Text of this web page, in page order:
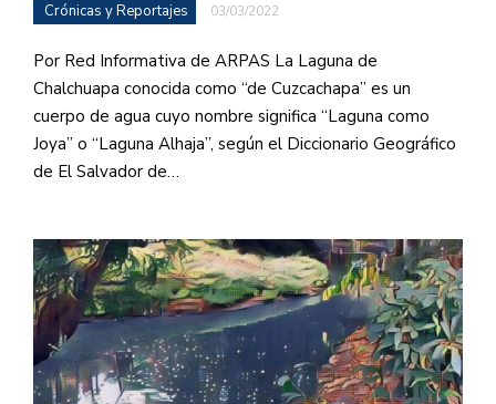
Crónicas y Reportajes 03/03/2022
Por Red Informativa de ARPAS La Laguna de
Chalchuapa conocida como “de Cuzcachapa” es un
cuerpo de agua cuyo nombre significa “Laguna como
Joya” o “Laguna Alhaja”, según el Diccionario Geográfico
de El Salvador de…